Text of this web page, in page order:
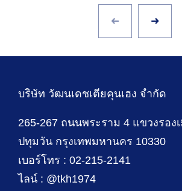
บริษัท วัฒนเดชเตียคุนเฮง จำกัด
265-267 ถนนพระราม 4 แขวงรอง
ปทุมวัน กรุงเทพมหานคร 10330
เบอร์โทร : 02-215-2141
ไลน์ : @tkh1974